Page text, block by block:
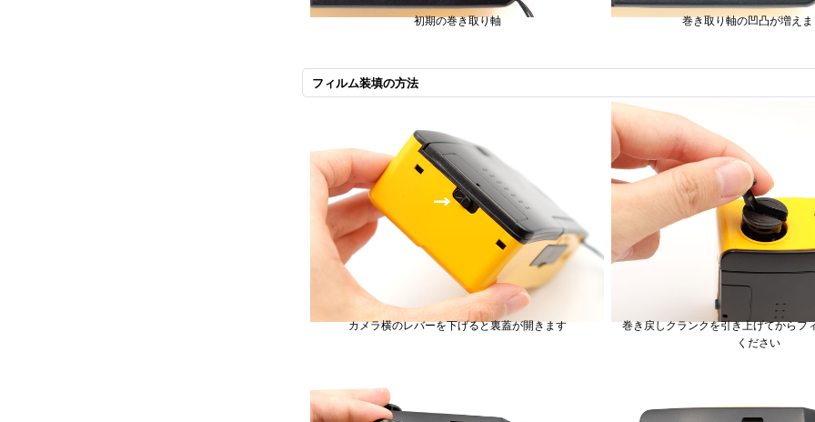
初期の巻き取り軸 巻き取り軸の凹凸が増えま
フィルム装填の方法
カメラ横のレバーを下げると裏蓋が開きます
巻き戻しクランクを引き上げてからフ
ください